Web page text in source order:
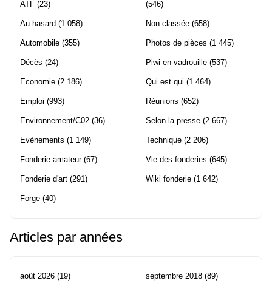
ATF (23)
Au hasard (1 058)
Automobile (355)
Décès (24)
Economie (2 186)
Emploi (993)
Environnement/C02 (36)
Evènements (1 149)
Fonderie amateur(67)
Fonderie d'art (291)
Forge (40)
(546)
Non classée (658)
Photos de pièces (1 445)
Piwi en vadrouille (537)
Qui est qui (1 464)
Réunions (652)
Selon la presse (2 667)
Technique (2 206)
Vie des fonderies (645)
Wiki fonderie (1 642)
Articles par années
août 2026 (19) septembre 2018 (89)